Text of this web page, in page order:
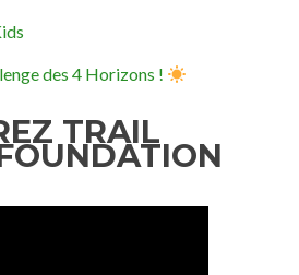
des 4 Horizons !
TRAIL